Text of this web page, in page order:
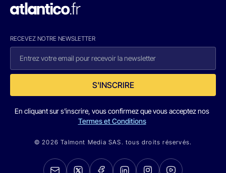
RECEVEZ NOTRE NEWSLETTER
S'INSCRIRE
En cliquant sur s'inscrire, vous confirmez que vous acceptez nos
Termes et Conditions
© 2026 Talmont Media SAS. tous droits réservés.